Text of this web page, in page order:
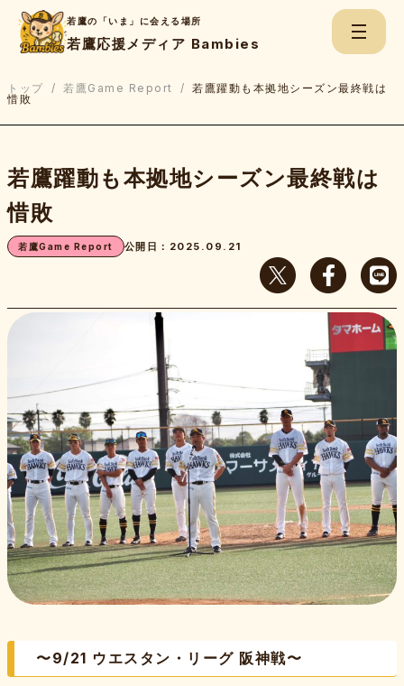
若鷹の「いま」に会える場所
若鷹応援メディア Bambies
ちくごNews
若鷹Game Report
上杉あずさのスコアブック
若鷹応援チャンネル
特集記事
Bambiesとは
取材班一覧お問い合わせ・運営会社プライバシーポリシー
よくある質問 サイトマップスポンサー
トップ / 若鷹Game Report / 若鷹躍動も本拠地シーズン最終戦は
惜敗
若鷹躍動も本拠地シーズン最終戦は
惜敗
若鷹Game Report 公開日：2025.09.21
〜9/21 ウエスタン・リーグ 阪神戦〜